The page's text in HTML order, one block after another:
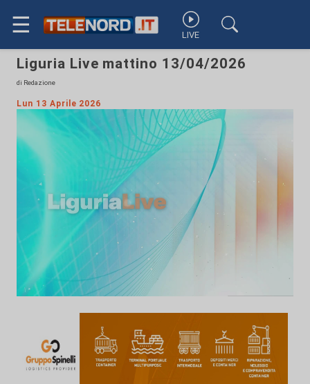
☰ LIVE
Liguria Live mattino 13/04/2026
di Redazione
Lun 13 Aprile 2026